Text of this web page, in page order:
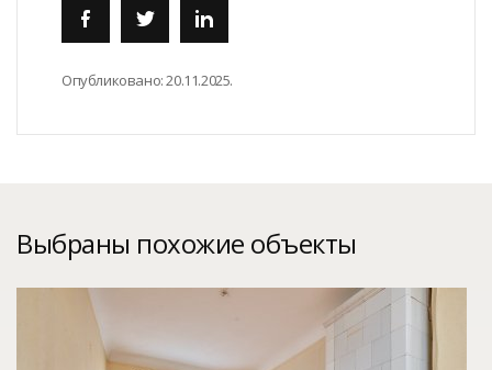
Опубликовано:20.11.2025.
Выбраны похожие объекты